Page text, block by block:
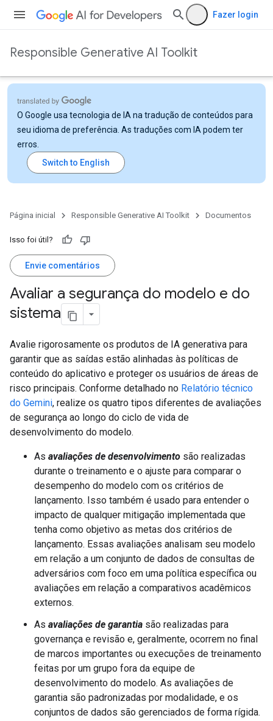
Fazer login
Responsible Generative AI Toolkit
O Google usa tecnologia de IA na tradução de conteúdos para
seu idioma de preferência. As traduções com IA podem ter
erros.
Página inicial Responsible Generative AI Toolkit Documentos
Isso foi útil?
Envie comentários
Avaliar a segurança do modelo e do
sistema
Avalie rigorosamente os produtos de IA generativa para
garantir que as saídas estão alinhadas às políticas de
conteúdo do aplicativo e proteger os usuários de áreas de
risco principais. Conforme detalhado no Relatório técnico
do Gemini, realize os quatro tipos diferentes de avaliações
de segurança ao longo do ciclo de vida de
desenvolvimento do modelo.
As avaliações de desenvolvimento são realizadas
durante o treinamento e o ajuste para comparar o
desempenho do modelo com os critérios de
lançamento. Isso também é usado para entender o
impacto de qualquer mitigação implementada que
tenha como objetivo as metas dos critérios de
lançamento. Essas avaliações analisam seu modelo
em relação a um conjunto de dados de consultas de
adversários com foco em uma política específica ou
avaliações em relação a comparativos acadêmicos
externos.
As avaliações de garantia são realizadas para
governança e revisão e, geralmente, ocorrem no final
de marcos importantes ou execuções de treinamento
feitas por um grupo fora da equipe de
desenvolvimento do modelo. As avaliações de
garantia são padronizadas por modalidade, e os
conjuntos de dados são gerenciados de forma rígida.